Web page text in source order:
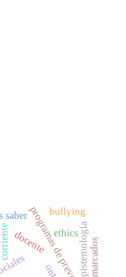
programas de prevención
ethicsepistemología
corriente
saber bullying
docente